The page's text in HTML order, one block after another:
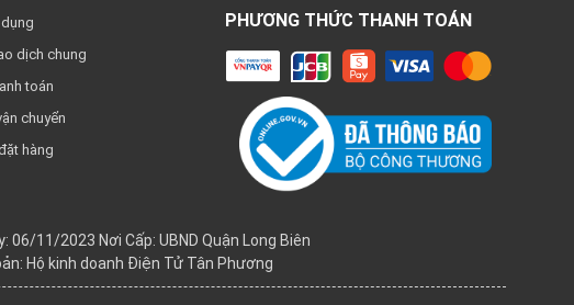
dịch chung
toán
chuyển
hàng
PHƯƠNG THỨC THANH TOÁN
06/11/2023 Nơi Cấp: UBND Quận Long Biên
Hộ kinh doanh Điện Tử Tân Phương